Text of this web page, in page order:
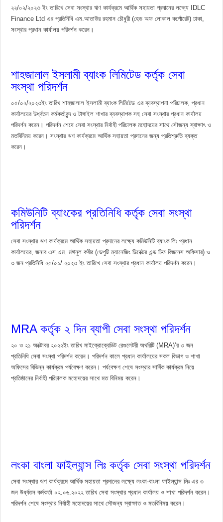
২২/০২/২০২৩ ইং তারিখে সেবা সংস্থার ঋণ কার্যক্রমে আর্থিক সহায়তা প্রদানের লক্ষ্যে IDLC
Finance Ltd এর প্রতিনিধি এম.আতাউর রহমান চৌধুরী (হেড অফ লোকাল কর্পোরেট) ঢাকা,
সংস্থার প্রধান কার্যালয় পরিদর্শন করেন।
শাহজালাল ইসলামী ব্যাংক লিমিটেড কর্তৃক সেবা
সংস্থা পরিদর্শন
০৫/০২/২০২৩ইং তারিখ শাহজালাল ইসলামী ব্যাংক লিমিটেড এর ব্যবস্থাপনা পরিচালক, প্রধান
কার্যালয়ের উর্ধ্বতন কর্মকর্তাবৃন্দ ও টাঙ্গাইল শাখার ব্যবস্থাপক সহ সেবা সংস্থার প্রধান কার্যালয়
পরিদর্শন করেন। পরিদর্শন শেষে সেবা সংস্থার নির্বাহী পরিচালক মহোদয়ের সাথে সৌজন্য স্বাক্ষাৎ ও
মতবিনিময় করেন। সংস্থার ঋণ কার্যক্রমে আর্থিক সহায়তা প্রদানের জন্য প্রতিশ্রুতি ব্যক্ত
করেন।
কমিউনিটি ব্যাংকের প্রতিনিধি কর্তৃক সেবা সংস্থা
পরিদর্শন
সেবা সংস্থার ঋণ কার্যক্রমে আর্থিক সহায়তা প্রদানের লক্ষ্যে কমিউনিটি ব্যাংক লিঃ প্রধান
কার্যালয়ের, জনাব এস.এম. মঈনুল কবীর (ডেপুটি ম্যানেজিং ডিরেক্টর এন্ড চিফ বিজনেস অফিসার) ও
৩ জন প্রতিনিধি ২৫/০১/.২০২৩ ইং তারিখে সেবা সংস্থার প্রধান কার্যালয় পরিদর্শন করেন।
MRA কর্তৃক ২ দিন ব্যাপী সেবা সংস্থা পরিদর্শন
২০ ও ২১ অক্টোবর ২০২২ইং তারিখ মাইক্রোক্রেডিট রেগুলেটরী অথরিটি (MRA)’র ৩ জন
প্রতিনিধি সেবা সংস্থা পরিদর্শন করেন। পরিদর্শন কালে প্রধান কার্যালয়ের সকল বিভাগ ও শাখা
অফিসের বিভিন্ন কার্যক্রম পর্যবেক্ষণ করেন। পর্যবেক্ষণ শেষে সংস্থার সার্বিক কার্যক্রম নিয়ে
প্রতিষ্ঠানের নির্বাহী পরিচালক মহোদয়ের সাথে মত বিনিময় করেন।
লংকা বাংলা ফাইল্যান্স লিঃ কর্তৃক সেবা সংস্থা পরিদর্শন
সেবা সংস্থার ঋণ কার্যক্রমে আর্থিক সহায়তা প্রদানের লক্ষ্যে লংকা-বাংলা ফাইল্যান্স লিঃ এর ৩
জন উর্ধ্বতন কর্মকর্তা ০২.০৬.২০২২ তারিখ সেবা সংস্থার প্রধান কার্যালয় ও শাখা পরিদর্শন করেন।
পরিদর্শন শেষে সংস্থার নির্বাহী মহোদয়ের সাথে সৌজন্য স্বাক্ষাত ও মতবিনিময় করেন।